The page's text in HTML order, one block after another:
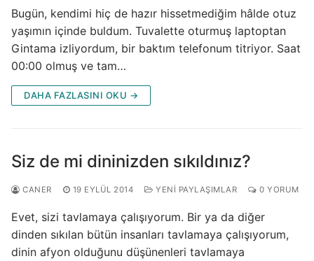
Bugün, kendimi hiç de hazır hissetmediğim hâlde otuz
yaşımın içinde buldum. Tuvalette oturmuş laptoptan
Gintama izliyordum, bir baktım telefonum titriyor. Saat
00:00 olmuş ve tam…
DAHA FAZLASINI OKU →
Siz de mi dininizden sıkıldınız?
CANER 19 EYLÜL 2014 YENI PAYLAŞIMLAR 0 YORUM
Evet, sizi tavlamaya çalışıyorum. Bir ya da diğer
dinden sıkılan bütün insanları tavlamaya çalışıyorum,
dinin afyon olduğunu düşünenleri tavlamaya